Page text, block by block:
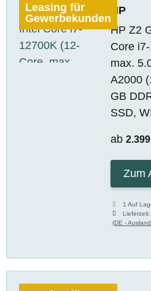
Leasing für
Gewerbekunden
HP
HP Z2
Core
max.
A2000
GB
SSD,
ab
Zum
1 Auf
(DE -